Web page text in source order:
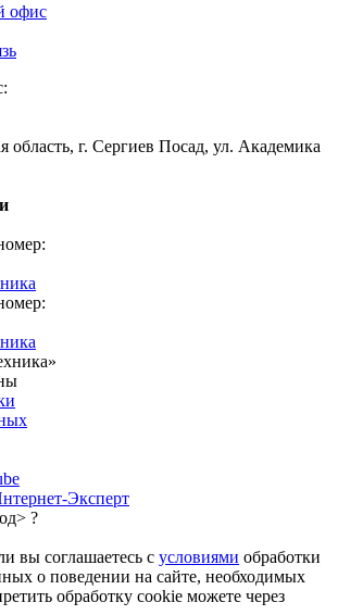
офис
область, г. Сергиев Посад, ул. Академика
Эксперт
?
вы соглашаетесь с условиями обработки
о поведении на сайте, необходимых
обработку cookie можете через